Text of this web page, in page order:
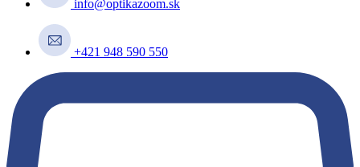
info@optikazoom.sk
+421 948 590 550